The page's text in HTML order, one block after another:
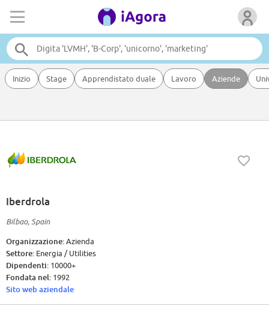
Inizio Stage Apprendistato duale Lavoro Aziende
Iberdrola
Bilbao, Spain
Organizzazione:Azienda
Settore: Energia / Utilities
Dipendenti: 10000+
Fondata nel: 1992
Sito web aziendale